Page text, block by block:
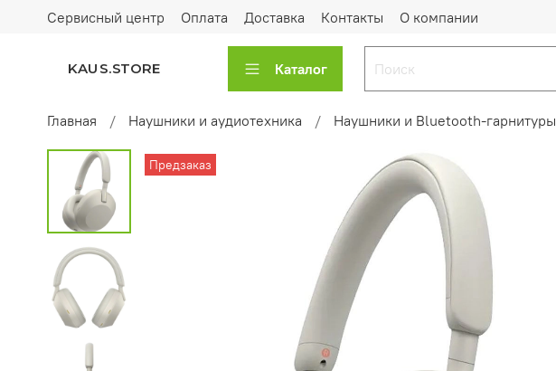
Сервисный центр Оплата Доставка Контакты О компании
KAUS.STORE Каталог
Главная Наушники и аудиотехника Наушники и Bluetooth-гарнитуры
Предзаказ